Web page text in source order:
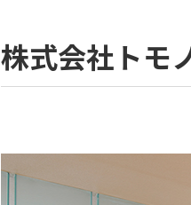
株式会社トモ